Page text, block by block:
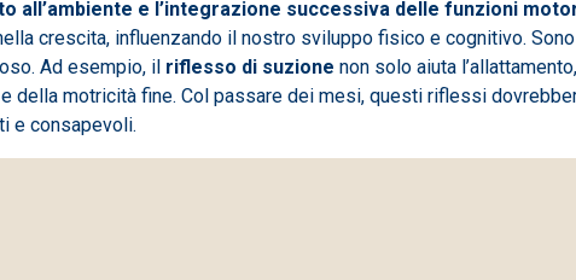
all’ambiente e l’integrazione successiva delle funzioni
crescita, influenzando il nostro sviluppo fisico e cognitivo.
Ad esempio, il riflesso di suzione non solo aiuta
della motricità fine. Col passare dei mesi, questi riflessi
e consapevoli.